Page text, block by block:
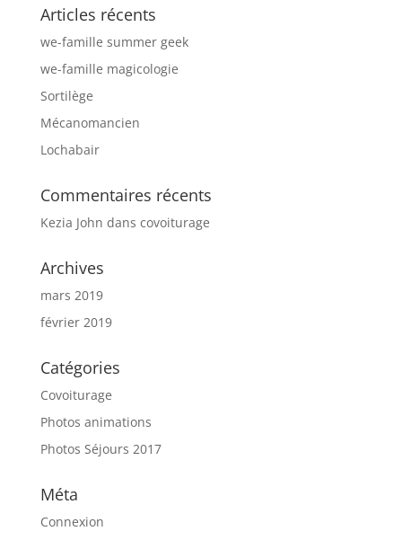
Articles récents
we-famille summer geek
we-famille magicologie
Sortilège
Mécanomancien
Lochabair
Commentaires récents
Kezia John dans covoiturage
Archives
mars 2019
février 2019
Catégories
Covoiturage
Photos animations
Photos Séjours 2017
Méta
Connexion